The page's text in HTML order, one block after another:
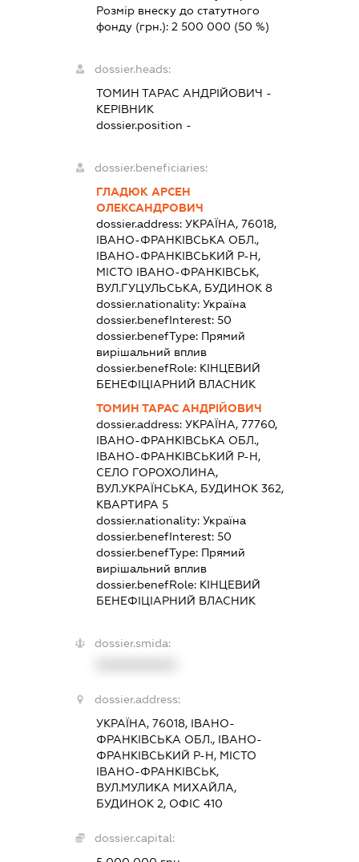
Розмір внеску до статутного
фонду (грн.):2 500 000 (50 %)
dossier.heads:
ТОМИН ТАРАС АНДРІЙОВИЧ -
КЕРІВНИК
dossier.position -
dossier.beneficiaries:
ГЛАДЮК АРСЕН
ОЛЕКСАНДРОВИЧ
dossier.address:УКРАЇНА, 76018,
ІВАНО-ФРАНКІВСЬКА ОБЛ.,
ІВАНО-ФРАНКІВСЬКИЙ Р-Н,
МІСТО ІВАНО-ФРАНКІВСЬК,
ВУЛ.ГУЦУЛЬСЬКА, БУДИНОК 8
dossier.nationality:Україна
dossier.benefInterest:50
dossier.benefType: Прямий
вирішальний вплив
dossier.benefRole: КІНЦЕВИЙ
БЕНЕФІЦІАРНИЙ ВЛАСНИК
ТОМИН ТАРАС АНДРІЙОВИЧ
dossier.address:УКРАЇНА, 77760,
ІВАНО-ФРАНКІВСЬКА ОБЛ.,
ІВАНО-ФРАНКІВСЬКИЙ Р-Н,
СЕЛО ГОРОХОЛИНА,
ВУЛ.УКРАЇНСЬКА, БУДИНОК 362,
КВАРТИРА 5
dossier.nationality:Україна
dossier.benefInterest:50
dossier.benefType: Прямий
вирішальний вплив
dossier.benefRole: КІНЦЕВИЙ
БЕНЕФІЦІАРНИЙ ВЛАСНИК
dossier.smida:
dossier.address:
УКРАЇНА, 76018, ІВАНО-
ФРАНКІВСЬКА ОБЛ., ІВАНО-
ФРАНКІВСЬКИЙ Р-Н, МІСТО
ІВАНО-ФРАНКІВСЬК,
ВУЛ.МУЛИКА МИХАЙЛА,
БУДИНОК 2, ОФІС 410
dossier.capital: